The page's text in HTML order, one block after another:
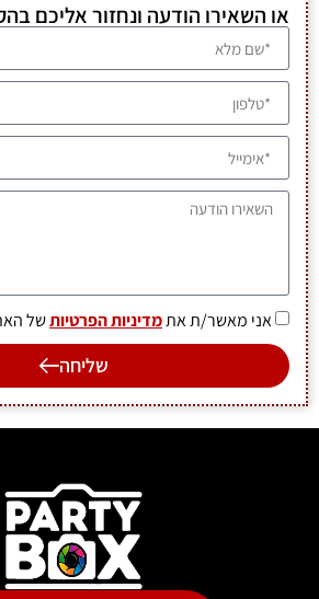
או השאירו הודעה ונחזור אליכם
אני מאשר/ת אתמדיניות הפרטיותשל
שליחה